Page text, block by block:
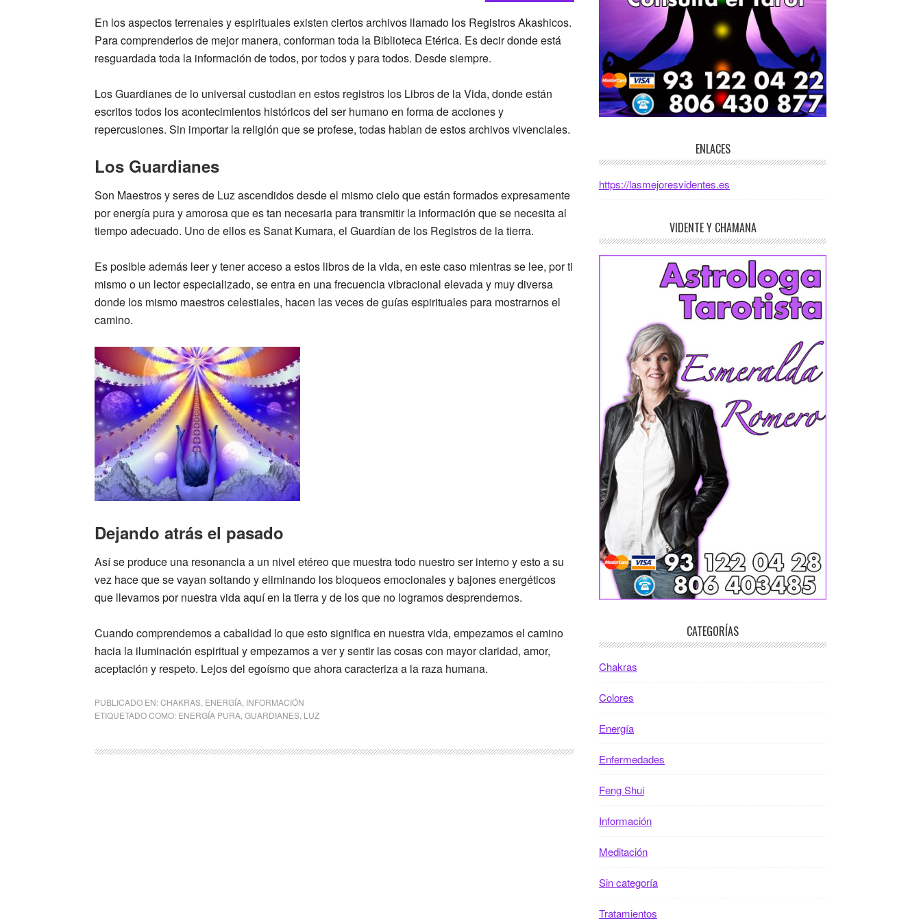
En los aspectos terrenales y espirituales existen ciertos archivos llamado los Registros Akashicos.
Para comprenderlos de mejor manera, conforman toda la Biblioteca Etérica. Es decir donde está
resguardada toda la información de todos, por todos y para todos. Desde siempre.
Los Guardianes de lo universal custodian en estos registros los Libros de la Vida, donde están
escritos todos los acontecimientos históricos del ser humano en forma de acciones y
repercusiones. Sin importar la religión que se profese, todas hablan de estos archivos vivenciales.
Los Guardianes
Son Maestros y seres de Luz ascendidos desde el mismo cielo que están formados expresamente
por energía pura y amorosa que es tan necesaria para transmitir la información que se necesita al
tiempo adecuado. Uno de ellos esSanat Kumara, el Guardían de los Registros de la tierra.
Es posible además leer y tener acceso a estos libros de la vida, en este caso mientras se lee, por ti
mismo o un lector especializado, se entra en una frecuencia vibracional elevada y muy diversa
donde los mismo maestros celestiales, hacen las veces de guías espirituales para mostrarnos el
camino.
Dejando atrás el pasado
Así se produce una resonancia a un nivel etéreo que muestra todo nuestro ser interno y esto a su
vez hace que se vayan soltando y eliminando los bloqueos emocionales y bajones energéticos
que llevamos por nuestra vida aquí en la tierra y de los que no logramos desprendernos.
Cuando comprendemos a cabalidad lo que esto significa en nuestra vida, empezamos el camino
hacia la iluminación espiritual y empezamos a ver y sentir las cosas con mayor claridad, amor,
aceptación y respeto. Lejos del egoísmo que ahora caracteriza a la raza humana.
PUBLICADO EN:CHAKRAS ENERGÍA INFORMACIÓN
ETIQUETADO COMO: ENERGÍA PURA GUARDIANES LUZ
ENLACES
https://lasmejoresvidentes.es
VIDENTE Y CHAMANA
CATEGORÍAS
Chakras
Colores
Energía
Enfermedades
Feng Shui
Información
Meditación
Sin categoría
Tratamientos